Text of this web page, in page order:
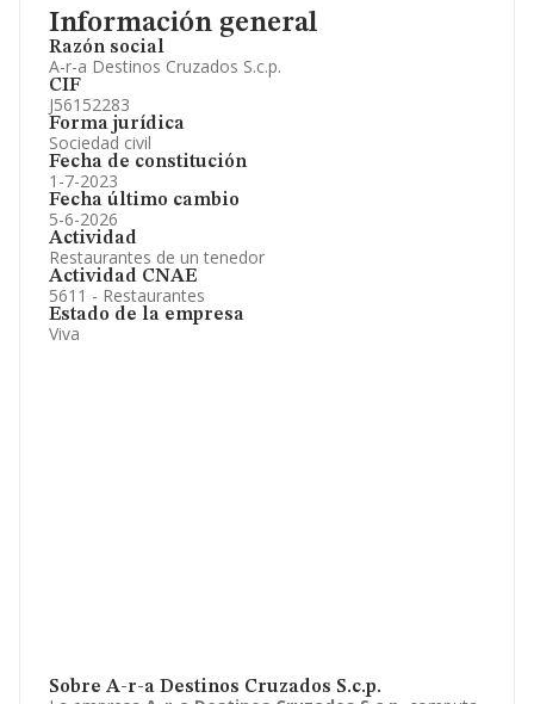
Información general
Razón social
A-r-a Destinos Cruzados S.c.p.
CIF
J56152283
Forma jurídica
Sociedad civil
Fecha de constitución
1-7-2023
Fecha último cambio
5-6-2026
Actividad
Restaurantes de un tenedor
Actividad CNAE
5611 - Restaurantes
Estado de la empresa
Viva
Sobre A-r-a Destinos Cruzados S.c.p.
Información oficial y registral complementaria.